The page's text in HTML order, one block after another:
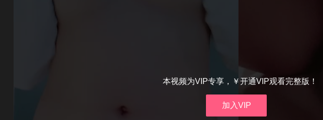
本视频为VIP专享，￥开通VIP观看完整版！
加入VIP